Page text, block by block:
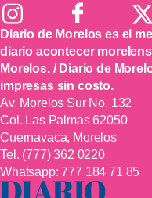
Diario de Morelos es el
diario acontecer
Morelos. / Diario de
impresas sin costo.
Av. Morelos Sur No. 132
Col. Las Palmas 62050
Cuernavaca, Morelos
Tel. (777) 362 0220
Whatsapp:777 184 71 85